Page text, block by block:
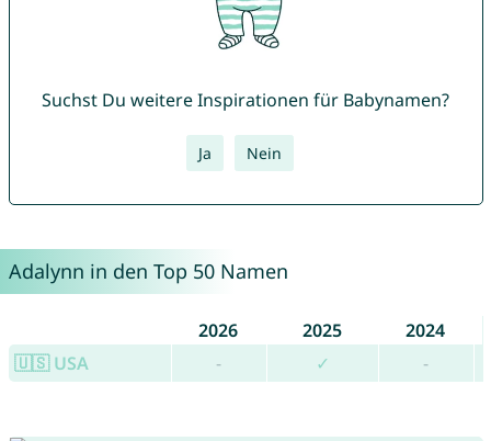
Suchst Du weitere Inspirationen für Babynamen?
Ja Nein
Adalynn in den Top 50 Namen
2026 2025
2024
🇺🇸 USA
- ✓ -